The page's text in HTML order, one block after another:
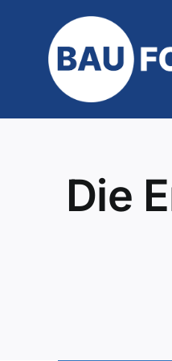
springen
Die